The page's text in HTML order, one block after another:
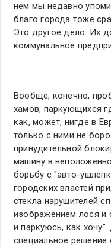
нем мы недавно
благо города тоже
Это другое дело. Их
коммунальное
Вообще, конечно,
хамов, паркующихся
как, может, нигде в
только с ними не
принудительной
машину в
борьбу с "авто-
городских властей
стекла нарушителей
изображением лося и
и паркуюсь, как
специальное